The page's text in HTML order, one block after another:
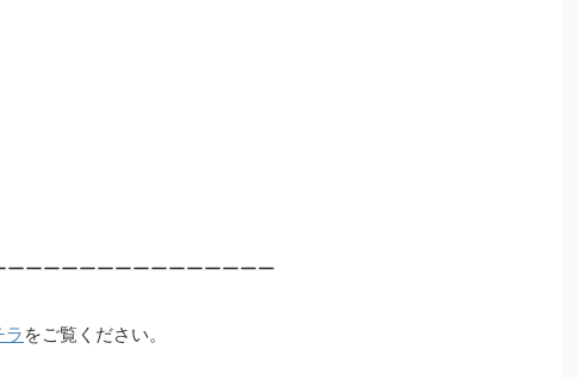
ーーーーーーーーーーーーーー
ラ をご覧ください。